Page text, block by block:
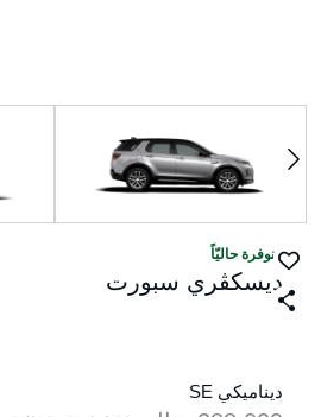
منوفرة حاليّاً
ديسكڤري سبورت‎
ديناميكي SE